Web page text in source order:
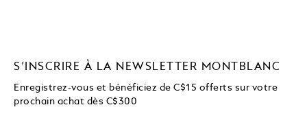
S’INSCRIRE À LA NEWSLETTER MONTBLANC
Enregistrez-vous et bénéficiez de C$15 offerts sur votre
prochain achat dès C$300